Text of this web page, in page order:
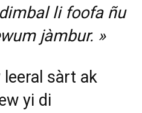
li foofa ñu
jàmbur. »
leeral sàrt ak
yi di